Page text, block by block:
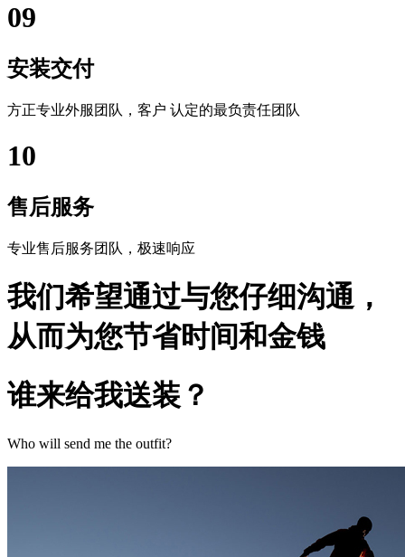
09
安装交付
方正专业外服团队，客户 认定的最负责任团队
10
售后服务
专业售后服务团队，极速响应
我们希望通过与您仔细沟通，
从而为您节省时间和金钱
谁来给我送装？
Who will send me the outfit?